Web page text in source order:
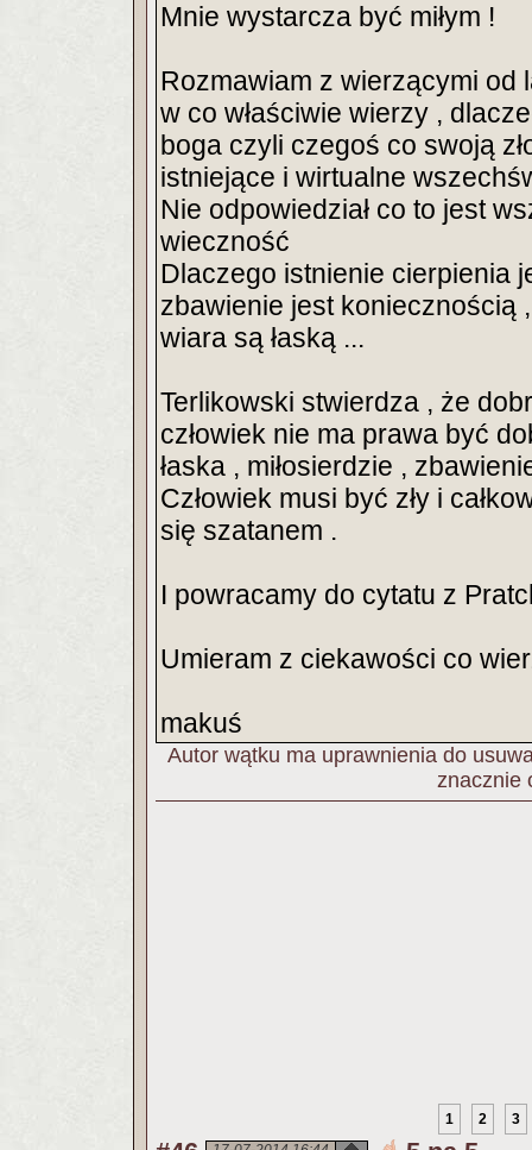
Mnie wystarcza być miłym !
Rozmawiam z wierzącymi od
w co właściwie wierzy ,
boga czyli czegoś co swoją
istniejące i wirtualne
Nie odpowiedział co to jest
wieczność
Dlaczego istnienie cierpienia
zbawienie jest koniecznością
wiara są łaską ...
Terlikowski stwierdza , że
człowiek nie ma prawa być
łaska , miłosierdzie ,
Człowiek musi być zły i
się szatanem .
I powracamy do cytatu z
Umieram z ciekawości co
makuś
Autor wątku ma uprawnienia do
znacznie
1 2 3